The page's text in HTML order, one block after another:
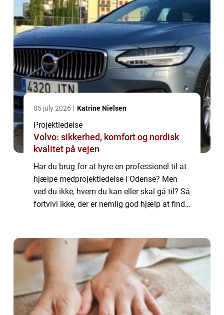
05 july 2026 Katrine Nielsen
Projektledelse
Volvo: sikkerhed, komfort og nordisk
kvalitet på vejen
Har du brug for at hyre en professionel til at
hjælpe medprojektledelse i Odense? Men
ved du ikke, hvem du kan eller skal gå til? Så
fortvivl ikke, der er nemlig god hjælp at finde